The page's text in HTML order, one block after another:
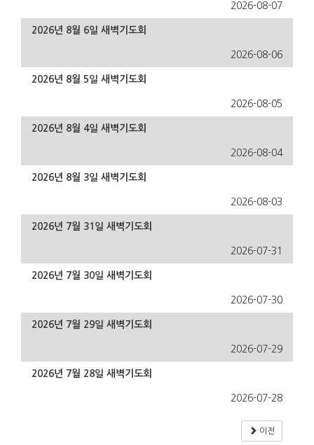
2026-08-07
2026년 8월 6일 새벽기도회
2026-08-06
2026년 8월 5일 새벽기도회
2026-08-05
2026년 8월 4일 새벽기도회
2026-08-04
2026년 8월 3일 새벽기도회
2026-08-03
2026년 7월 31일 새벽기도회
2026-07-31
2026년 7월 30일 새벽기도회
2026-07-30
2026년 7월 29일 새벽기도회
2026-07-29
2026년 7월 28일 새벽기도회
2026-07-28
이전